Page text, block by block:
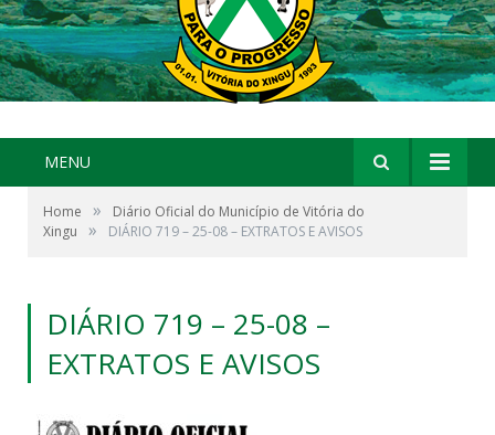
MENU
Home »
Diário Oficial do Município de Vitória do
Xingu
» DIÁRIO 719 – 25-08 – EXTRATOS E AVISOS
DIÁRIO 719 – 25-08 –
EXTRATOS E AVISOS